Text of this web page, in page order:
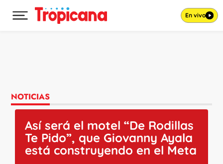
Desplegar menú principal En vivo
NOTICIAS
Así será el motel “De Rodillas
Te Pido”, que Giovanny Ayala
está construyendo en el Meta